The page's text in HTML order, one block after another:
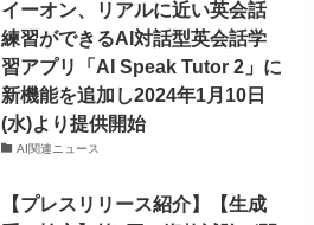
イーオン、リアルに近い英会話
練習ができるAI対話型英会話学
習アプリ「AI Speak Tutor 2」に
新機能を追加し2024年1月10日
(水)より提供開始
AI関連ニュース
【プレスリリース紹介】【生成